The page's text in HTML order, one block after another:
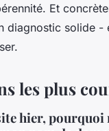
Et
diagnostic solide -
les plus
hier,